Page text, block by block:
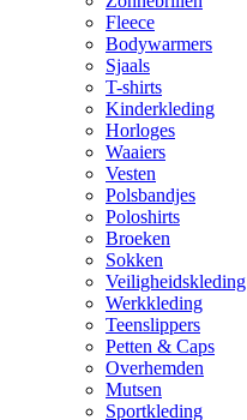
Fleece
Bodywarmers
Sjaals
T-shirts
Kinderkleding
Horloges
Waaiers
Vesten
Polsbandjes
Poloshirts
Broeken
Sokken
Veiligheidskleding
Werkkleding
Teenslippers
Petten & Caps
Overhemden
Mutsen
Sportkleding